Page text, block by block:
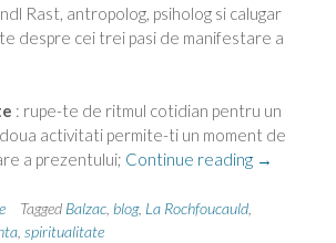
Rast, antropolog, psiholog si calugar
despre cei trei pasi de manifestare a
: rupe-te de ritmul cotidian pentru un
activitati permite-ti un moment de
a prezentului; Continue reading →
Tagged Balzac blog, La Rochfoucauld
spiritualitate